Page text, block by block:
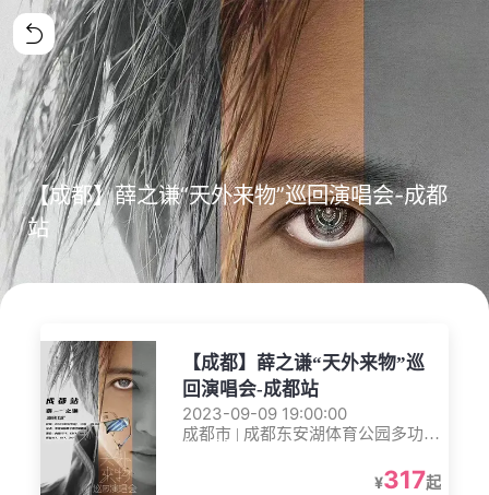
【成都】薛之谦“天外来物”巡回演唱会-成都
站
【成都】薛之谦“天外来物”巡
回演唱会-成都站
2023-09-09 19:00:00
成都市 | 成都东安湖体育公园多功能
¥317起